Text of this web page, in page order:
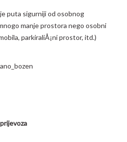
puta sigurniji od osobnog
manje prostora nego osobni
parkiraliÅ¡ni prostor, itd.)